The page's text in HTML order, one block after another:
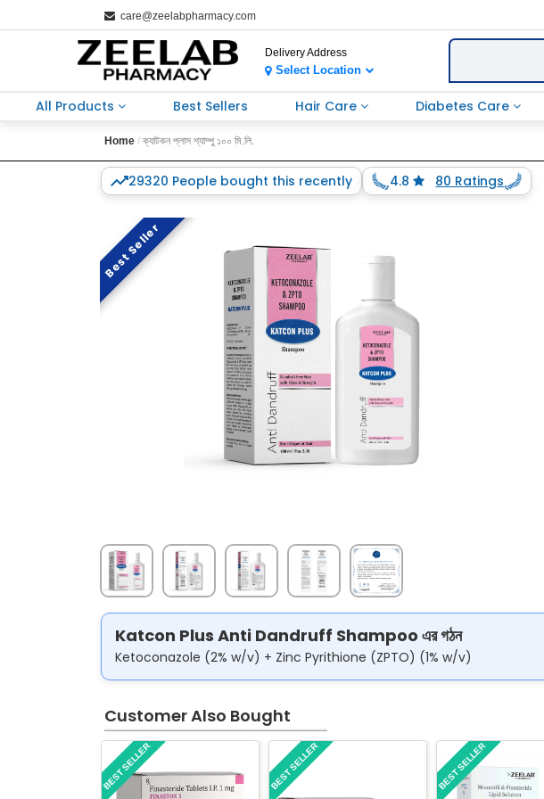
care@zeelabpharmacy.com
Delivery Address
Select Location
All Products Best Sellers Hair Care Diabetes Care
Home ক্যাটকন প্লাস শ্যাম্পু ১০০ মি.লি.
29320 People bought this recently 4.8 80 Ratings
Best Seller
Katcon Plus Anti Dandruff Shampoo এর গঠন
Ketoconazole (2% w/v) + Zinc Pyrithione (ZPTO) (1% w/v)
Customer Also Bought
BEST SELLER BEST SELLER BEST SELLER